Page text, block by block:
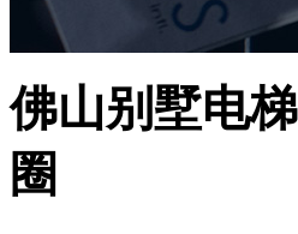
佛山别墅电
圈